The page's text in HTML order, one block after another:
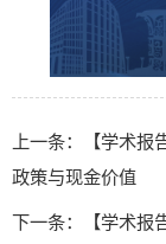
上一条：【学术报
政策与现金价值
下一条：【学术报